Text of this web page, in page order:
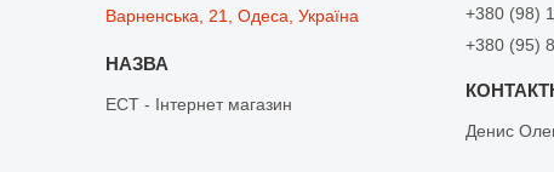
Варненська, 21, Одеса, Україна
ЕСТ - Інтернет магазин
+380 (98)
+380 (95)
Денис